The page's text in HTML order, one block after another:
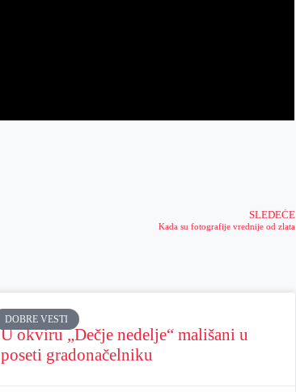
SLEDEĆE
Kada su fotografije vrednije od zlata
DOBRE VESTI
U okviru „Dečje nedelje“ mališani u
poseti gradonačelniku